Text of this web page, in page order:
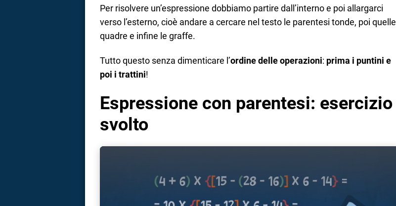
= ?
9 \}
\cdot
9 \}
+ 1
= \{
8
\cdot
7 – 5
\cdot
9 \}
+ 1
–
45
\}
1
=
+
1
=
Per risolvere un’espressione dobbiamo partire dall’interno e poi allargarci
verso l’esterno, cioè andare a cercare nel testo le parentesi tonde, poi quelle
quadre e infine le graffe.
Tutto questo senza dimenticare l’ordine delle operazioni: prima i puntini e
poi i trattini!
Espressione con parentesi: esercizio
svolto